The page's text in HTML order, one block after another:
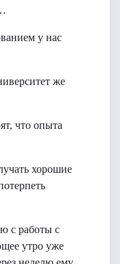
у нас
же
что опыта
хорошие
с работы с
утро уже